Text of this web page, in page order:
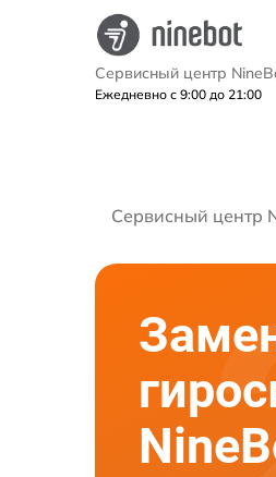
Сервисный центр
Ежедневно с 9:00 до 21:00
Сервисный центр